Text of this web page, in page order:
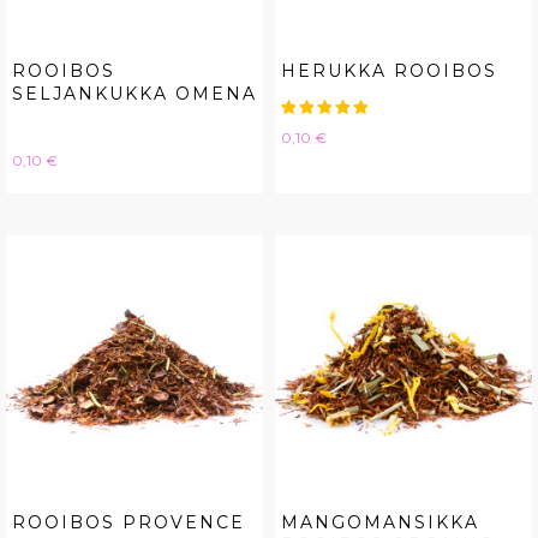
ROOIBOS
SELJANKUKKA OMENA
Hinta
0,10 €
HERUKKA ROOIBOS
Hinta
0,10 €
ROOIBOS PROVENCE
MANGOMANSIKKA